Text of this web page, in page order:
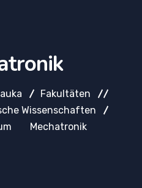
Fakultäten
Wissenschaften
Mechatronik